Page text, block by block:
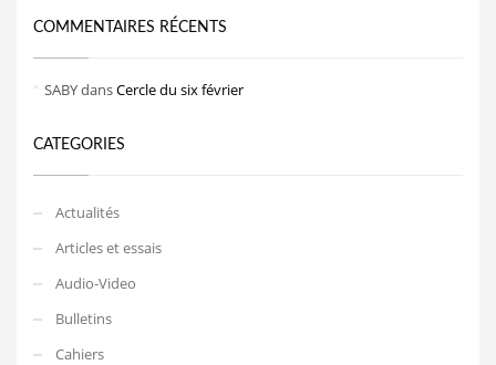
COMMENTAIRES RÉCENTS
SABYdansCercle du six février
CATEGORIES
Actualités
Articles et essais
Audio-Video
Bulletins
Cahiers